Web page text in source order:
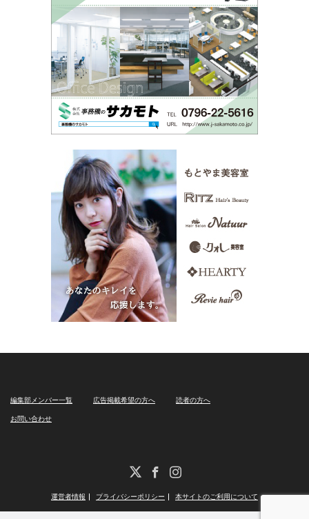
編集部メンバー一覧 広告掲載希望の方へ 読者の方へ
お問い合わせ
Facebook
運営者情報 プライバシーポリシー 本サイトのご利用について